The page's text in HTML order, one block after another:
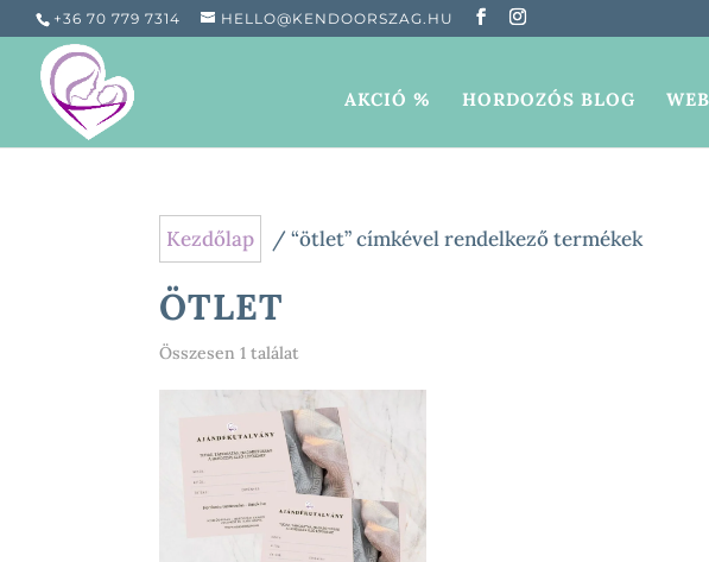
+36 70 779 7314 HELLO@KENDOORSZAG.HU
AKCIÓ % HORDOZÓS BLOG
Kezdőlap / “ötlet” címkével rendelkező termékek
ÖTLET
Összesen 1 találat